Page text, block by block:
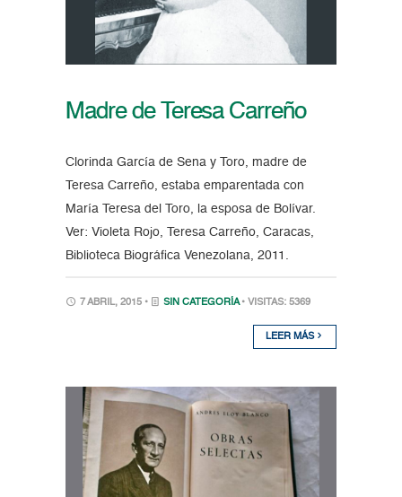
Madre de Teresa Carreño
Clorinda García de Sena y Toro, madre de
Teresa Carreño, estaba emparentada con
María Teresa del Toro, la esposa de Bolívar.
Ver: Violeta Rojo, Teresa Carreño, Caracas,
Biblioteca Biográfica Venezolana, 2011.
7 ABRIL, 2015 • SIN CATEGORÍA • VISITAS: 5369
LEER MÁS